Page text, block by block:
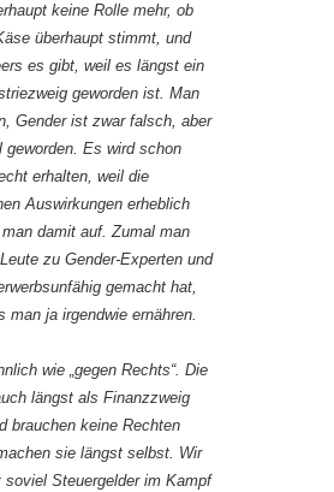
keine Rolle mehr, ob
überhaupt stimmt, und
es gibt, weil es längst ein
geworden ist. Man
Gender ist zwar falsch, aber
geworden. Es wird schon
erhalten, weil die
Auswirkungen erheblich
damit auf. Zumal man
zu Gender-Experten und
gemacht hat,
man ja irgendwie ernähren.
wie „gegen Rechts“. Die
längst als Finanzzweig
brauchen keine Rechten
sie längst selbst. Wir
soviel Steuergelder im Kampf